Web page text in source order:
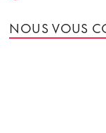
NOUS VOUS